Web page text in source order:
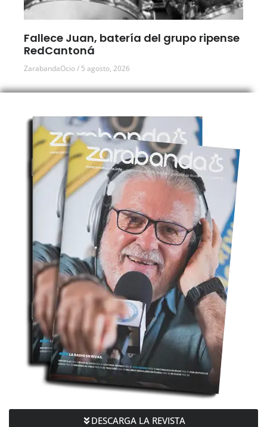
Fallece Juan, batería del grupo ripense
RedCantoná
ZarabandaOcio 5 agosto, 2026
DESCARGA LA REVISTA